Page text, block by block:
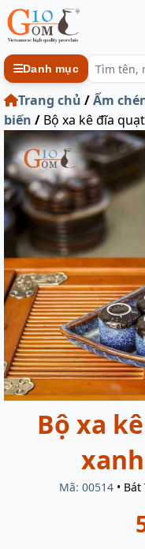
Danh mục
Trang chủ /Ấm
biến / Bộ xa kê đĩa
Bộ xa
Mã: 00514 • Bát